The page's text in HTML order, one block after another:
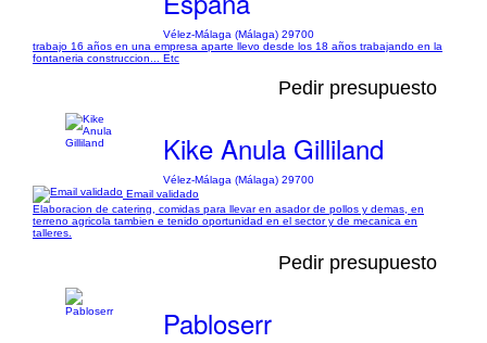
Vélez-Málaga (Málaga) 29700
trabajo 16 años en una empresa aparte llevo desde los 18 años trabajando en la
fontaneria construccion... Etc
Pedir presupuesto
Kike Anula Gilliland
Vélez-Málaga (Málaga) 29700
Email validado
Elaboracion de catering, comidas para llevar en asador de pollos y demas, en
terreno agricola tambien e tenido oportunidad en el sector y de mecanica en
talleres.
Pedir presupuesto
Pabloserr